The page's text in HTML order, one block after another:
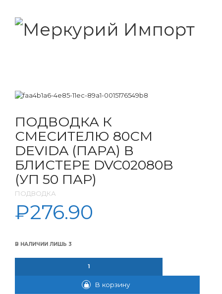
ПОДВОДКА К
СМЕСИТЕЛЮ 80СМ
DEVIDA (ПАРА) В
БЛИСТЕРЕ DVC02080B
(УП 50 ПАР)
ПОДВОДКА
₽276.90
В НАЛИЧИИ ЛИШЬ 3
В корзину